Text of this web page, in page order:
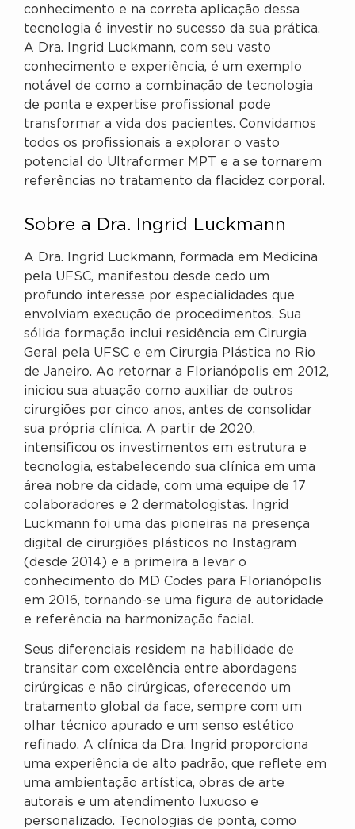
conhecimento e na correta aplicação dessa
tecnologia é investir no sucesso da sua prática.
A Dra. Ingrid Luckmann, com seu vasto
conhecimento e experiência, é um exemplo
notável de como a combinação de tecnologia
de ponta e expertise profissional pode
transformar a vida dos pacientes. Convidamos
todos os profissionais a explorar o vasto
potencial do Ultraformer MPT e a se tornarem
referências no tratamento da flacidez corporal.
Sobre a Dra. Ingrid Luckmann
A Dra. Ingrid Luckmann, formada em Medicina
pela UFSC, manifestou desde cedo um
profundo interesse por especialidades que
envolviam execução de procedimentos. Sua
sólida formação inclui residência em Cirurgia
Geral pela UFSC e em Cirurgia Plástica no Rio
de Janeiro. Ao retornar a Florianópolis em 2012,
iniciou sua atuação como auxiliar de outros
cirurgiões por cinco anos, antes de consolidar
sua própria clínica. A partir de 2020,
intensificou os investimentos em estrutura e
tecnologia, estabelecendo sua clínica em uma
área nobre da cidade, com uma equipe de 17
colaboradores e 2 dermatologistas. Ingrid
Luckmann foi uma das pioneiras na presença
digital de cirurgiões plásticos no Instagram
(desde 2014) e a primeira a levar o
conhecimento do MD Codes para Florianópolis
em 2016, tornando-se uma figura de autoridade
e referência na harmonização facial.
Seus diferenciais residem na habilidade de
transitar com excelência entre abordagens
cirúrgicas e não cirúrgicas, oferecendo um
tratamento global da face, sempre com um
olhar técnico apurado e um senso estético
refinado. A clínica da Dra. Ingrid proporciona
uma experiência de alto padrão, que reflete em
uma ambientação artística, obras de arte
autorais e um atendimento luxuoso e
personalizado. Tecnologias de ponta, como